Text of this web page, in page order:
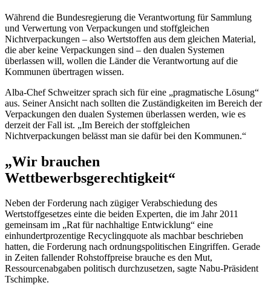
Während die Bundesregierung die Verantwortung für Sammlung
und Verwertung von Verpackungen und stoffgleichen
Nichtverpackungen – also Wertstoffen aus dem gleichen Material,
die aber keine Verpackungen sind – den dualen Systemen
überlassen will, wollen die Länder die Verantwortung auf die
Kommunen übertragen wissen.
Alba-Chef Schweitzer sprach sich für eine „pragmatische Lösung“
aus. Seiner Ansicht nach sollten die Zuständigkeiten im Bereich der
Verpackungen den dualen Systemen überlassen werden, wie es
derzeit der Fall ist. „Im Bereich der stoffgleichen
Nichtverpackungen belässt man sie dafür bei den Kommunen.“
„Wir brauchen
Wettbewerbsgerechtigkeit“
Neben der Forderung nach zügiger Verabschiedung des
Wertstoffgesetzes einte die beiden Experten, die im Jahr 2011
gemeinsam im „Rat für nachhaltige Entwicklung“ eine
einhundertprozentige Recyclingquote als machbar beschrieben
hatten, die Forderung nach ordnungspolitischen Eingriffen. Gerade
in Zeiten fallender Rohstoffpreise brauche es den Mut,
Ressourcenabgaben politisch durchzusetzen, sagte Nabu-Präsident
Tschimpke.